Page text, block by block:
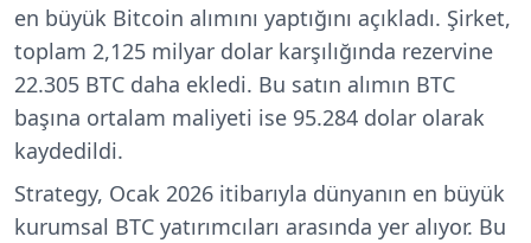
en büyük Bitcoin alımını yaptığını açıkladı. Şirket,
toplam 2,125 milyar dolar karşılığında rezervine
22.305 BTC daha ekledi. Bu satın alımın BTC
başına ortalam maliyeti ise 95.284 dolar olarak
kaydedildi.
Strategy, Ocak 2026 itibarıyla dünyanın en büyük
kurumsal BTC yatırımcıları arasında yer alıyor. Bu